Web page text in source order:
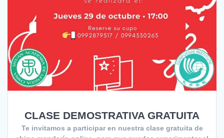
CLASE DEMOSTRATIVA GRATUITA
Te invitamos a participar en nuestra clase gratuita de